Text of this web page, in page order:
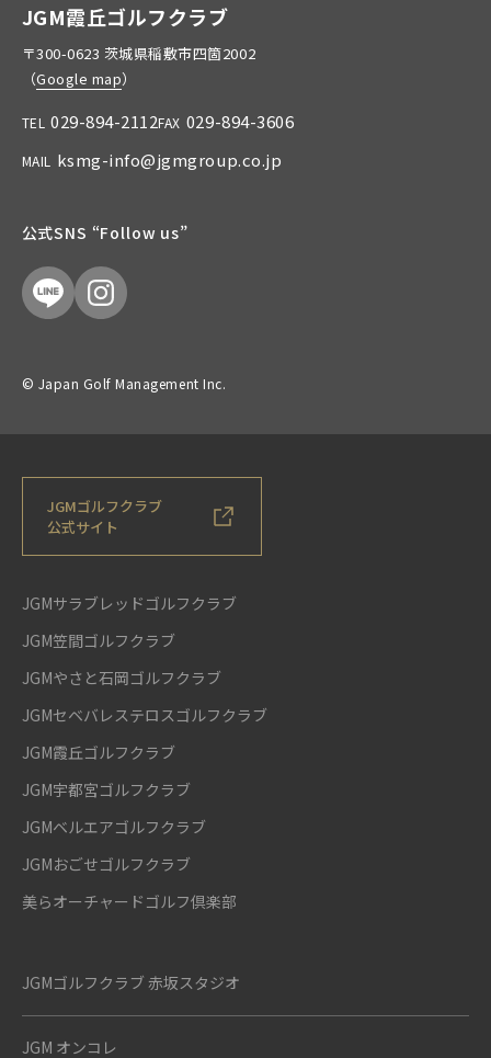
JGM霞丘ゴルフクラブ
〒300-0623 茨城県稲敷市四箇2002
（Google map）
TEL 029-894-2112FAX 029-894-3606
MAIL ksmg-info@jgmgroup.co.jp
公式SNS “Follow us”
© Japan Golf Management Inc.
JGMゴルフクラブ
公式サイト
JGMサラブレッドゴルフクラブ
JGM笠間ゴルフクラブ
JGMやさと石岡ゴルフクラブ
JGMセベバレステロスゴルフクラブ
JGM霞丘ゴルフクラブ
JGM宇都宮ゴルフクラブ
JGMベルエアゴルフクラブ
JGMおごせゴルフクラブ
美らオーチャードゴルフ倶楽部
JGMゴルフクラブ 赤坂スタジオ
JGM オンコレ